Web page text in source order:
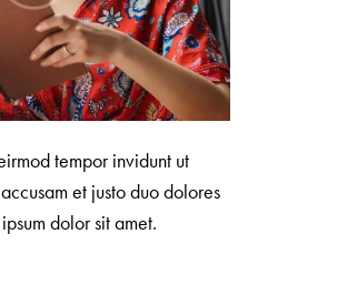
tempor invidunt ut
et justo duo dolores
dolor sit amet.